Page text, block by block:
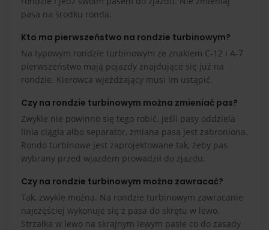
pasa na środku ronda.
Kto ma pierwszeństwo na rondzie turbinowym?
Na typowym rondzie turbinowym ze znakiem C-12 i A-7
pierwszeństwo mają pojazdy znajdujące się już na
rondzie. Kierowca wjeżdżający musi im ustąpić.
Czy na rondzie turbinowym można zmieniać pas?
Zwykle nie powinno się tego robić. Jeśli pasy oddziela
linia ciągła albo separator, zmiana pasa jest zabroniona.
Rondo turbinowe jest zaprojektowane tak, żeby pas
wybrany przed wjazdem prowadził do zjazdu.
Czy na rondzie turbinowym można zawracać?
Tak, zwykle można. Na rondzie turbinowym zawracanie
najczęściej wykonuje się z pasa do skrętu w lewo.
Strzałka w lewo na skrajnym lewym pasie co do zasady